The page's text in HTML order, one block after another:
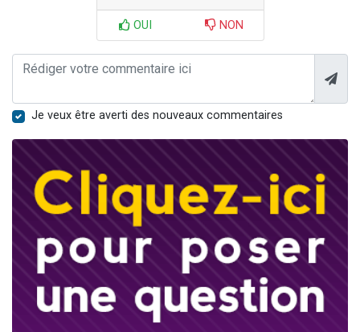
OUI NON
Je veux être averti des nouveaux commentaires